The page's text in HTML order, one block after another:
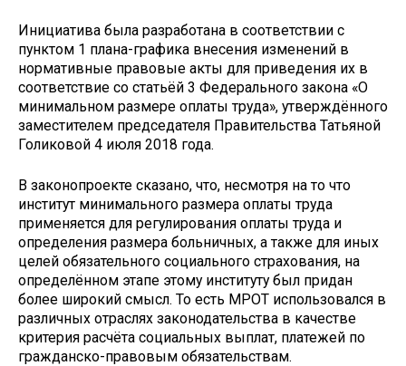
Инициатива была разработана в соответствии с
пунктом 1 плана-графика внесения изменений в
нормативные правовые акты для приведения их в
соответствие со статьёй 3 Федерального закона «О
минимальном размере оплаты труда», утверждённого
заместителем председателя Правительства Татьяной
Голиковой 4 июля 2018 года.
В законопроекте сказано, что, несмотря на то что
институт минимального размера оплаты труда
применяется для регулирования оплаты труда и
определения размера больничных, а также для иных
целей обязательного социального страхования, на
определённом этапе этому институту был придан
более широкий смысл. То есть МРОТ использовался в
различных отраслях законодательства в качестве
критерия расчёта социальных выплат, платежей по
гражданско-правовым обязательствам.